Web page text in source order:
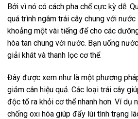
Bởi vì nó có cách pha chế cực kỳ dễ.
quá trình ngâm trái cây chung với
khoảng một vài tiếng để cho các
hòa tan chung với nước. Bạn uống
giải khát và thanh lọc cơ thể.
Đây được xem như là một phương
giảm cân hiệu quả. Các loại trái cây
độc tố ra khỏi cơ thể nhanh hơn. Ví dụ
chống oxi hóa giúp đẩy lùi tình trạng